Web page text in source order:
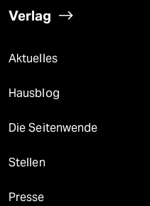
Verlag
Aktuelles
Hausblog
Die Seitenwende
Stellen
Presse